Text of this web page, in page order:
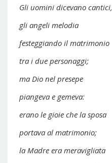
Gli uomini dicevano cantici,
gli angeli melodia
festeggiando il matrimonio
tra i due personaggi;
ma Dio nel presepe
piangeva e gemeva:
erano le gioie che la sposa
portava al matrimonio;
la Madre era meravigliata